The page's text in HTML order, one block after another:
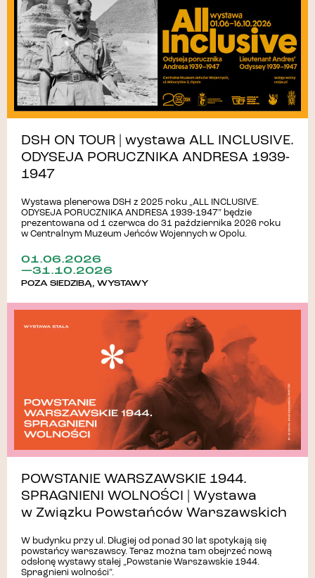
DSH ON TOUR | wystawa ALL INCLUSIVE.
ODYSEJA PORUCZNIKA ANDRESA 1939-
1947
Wystawa plenerowa DSH z 2025 roku „ALL INCLUSIVE.
ODYSEJA PORUCZNIKA ANDRESA 1939-1947” będzie
prezentowana od 1 czerwca do 31 października 2026 roku
w Centralnym Muzeum Jeńców Wojennych w Opolu.
01.06.2026
—31.10.2026
POZA SIEDZIBĄ, WYSTAWY
POWSTANIE WARSZAWSKIE 1944.
SPRAGNIENI WOLNOŚCI | Wystawa
w Związku Powstańców Warszawskich
W budynku przy ul. Długiej od ponad 30 lat spotykają się
powstańcy warszawscy. Teraz można tam obejrzeć nową
odsłonę wystawy stałej „Powstanie Warszawskie 1944.
Spragnieni wolności”.